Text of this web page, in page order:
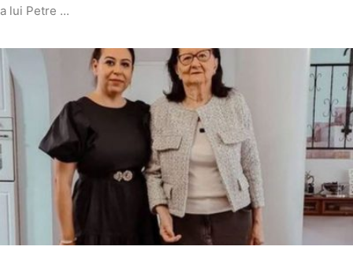
a lui Petre ...